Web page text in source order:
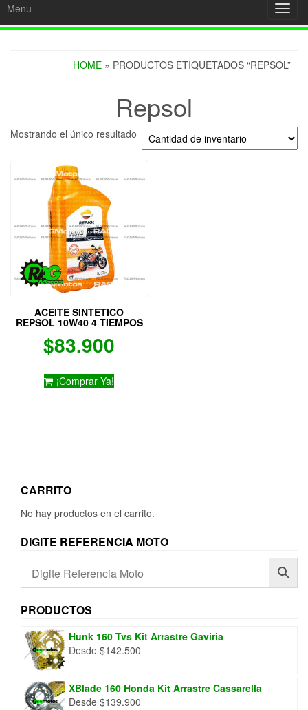
Menu
HOME » PRODUCTOS ETIQUETADOS “REPSOL”
Repsol
Mostrando el único resultado
ACEITE SINTETICO
REPSOL 10W40 4 TIEMPOS
$83.900
¡Comprar Ya!
CARRITO
No hay productos en el carrito.
DIGITE REFERENCIA MOTO
PRODUCTOS
Hunk 160 Tvs Kit Arrastre Gaviria
Desde $142.500
XBlade 160 Honda Kit Arrastre Cassarella
Desde $139.900